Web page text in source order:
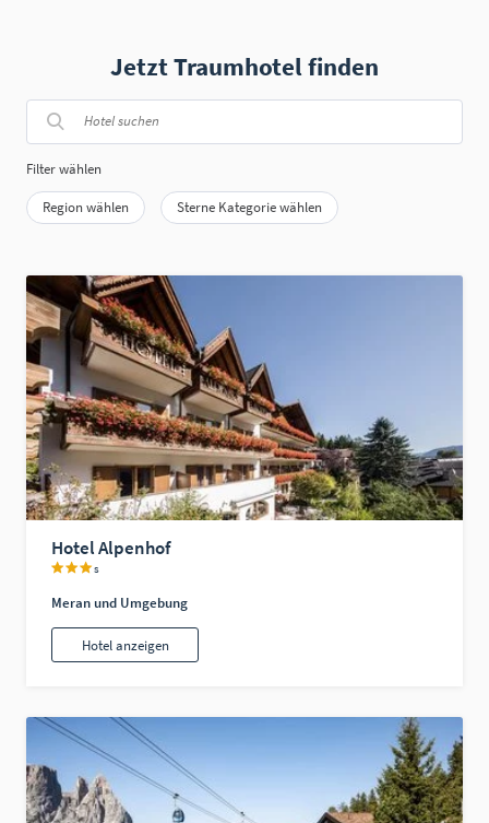
Jetzt Traumhotel finden
Filter wählen
Region wählen Sterne Kategorie wählen
Hotel Alpenhof
s
Meran und Umgebung
Hotel anzeigen